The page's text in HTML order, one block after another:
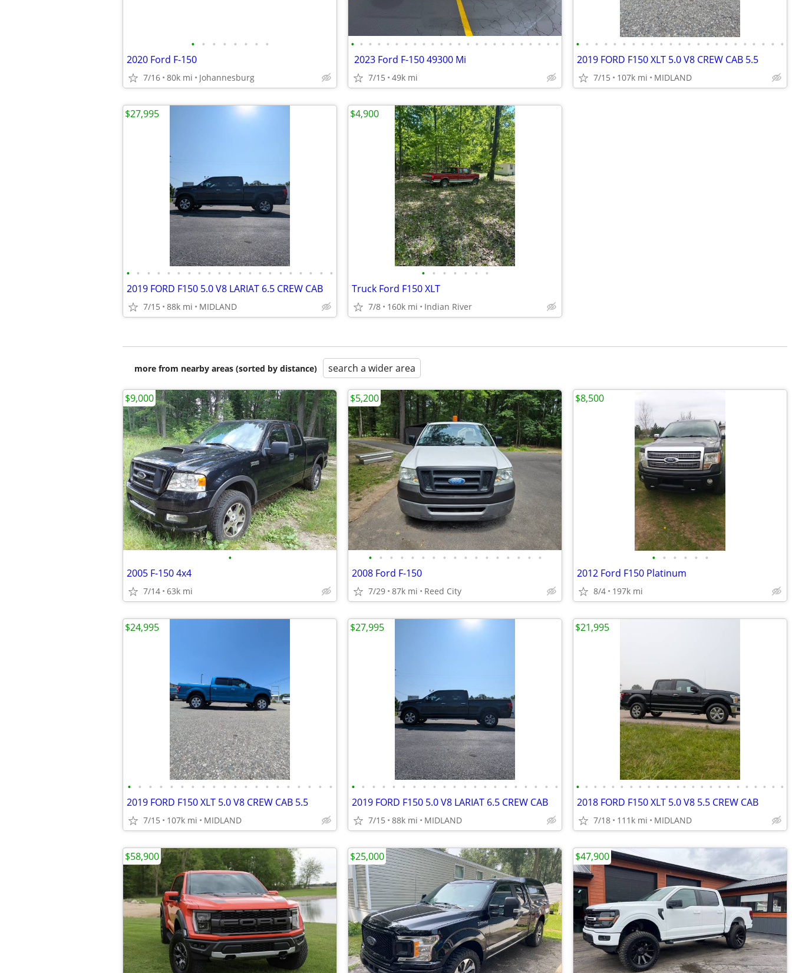
• • • • • • • •
2020 Ford F-150
7/16 80k mi Johannesburg
• • • • • • • • • • • • • • • • • • • • • • • •
2023 Ford F-150 49300 Mi
7/15 49k mi
• • • • • • • • • • • • • • • • • • • • • • •
2019 FORD F150 XLT 5.0 V8 CREW CAB 5.5
7/15 107k mi MIDLAND
• • • • • • • • • • • • • • • • • • • • •
2019 FORD F150 5.0 V8 LARIAT 6.5 CREW CAB
7/15 88k mi MIDLAND
$27,995
• • • • • • •
Truck Ford F150 XLT
7/8 160k mi Indian River
$4,900
more from nearby areas (sorted by distance) search a wider area
•
2005 F-150 4x4
7/14 63k mi
$9,000
• • • • • • • • • • • • • • • • •
2008 Ford F-150
7/29 87k mi Reed City
$5,200
• • • • • •
2012 Ford F150 Platinum
8/4 197k mi
$8,500
• • • • • • • • • • • • • • • • • • • •
2019 FORD F150 XLT 5.0 V8 CREW CAB 5.5
7/15 107k mi MIDLAND
$24,995
• • • • • • • • • • • • • • • • • • • • •
2019 FORD F150 5.0 V8 LARIAT 6.5 CREW CAB
7/15 88k mi MIDLAND
$27,995
• • • • • • • • • • • • • • • • • • • • • • • •
2018 FORD F150 XLT 5.0 V8 5.5 CREW CAB
7/18 111k mi MIDLAND
$21,995
$58,900 $25,000 $47,900